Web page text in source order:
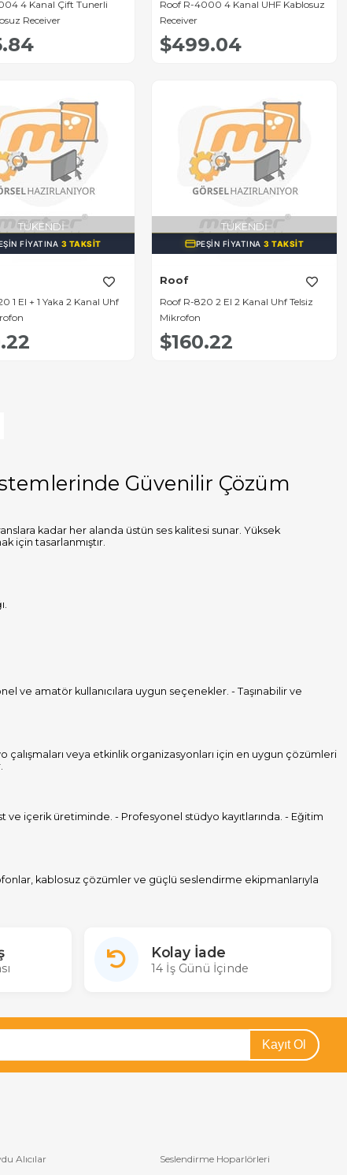
4 Kanal Çift Tunerli
Receiver
Roof R-4000 4 Kanal UHF Kablosuz
Receiver
$499.04
TÜKENDI
FIYATINA 3 TAKSIT
1 El + 1 Yaka 2 Kanal Uhf
TÜKENDI
PEŞIN FIYATINA 3 TAKSIT
Roof
Roof R-820 2 El 2 Kanal Uhf Telsiz
Mikrofon
$160.22
Güvenilir Çözüm
kadar her alanda üstün ses kalitesi sunar. Yüksek
için tasarlanmıştır.
ve amatör kullanıcılara uygun seçenekler. - Taşınabilir ve
veya etkinlik organizasyonları için en uygun çözümleri
ve içerik üretiminde. - Profesyonel stüdyo kayıtlarında. - Eğitim
kablosuz çözümler ve güçlü seslendirme ekipmanlarıyla
Kolay İade
14 İş Günü İçinde
Kayıt Ol
Alıcılar Seslendirme Hoparlörleri